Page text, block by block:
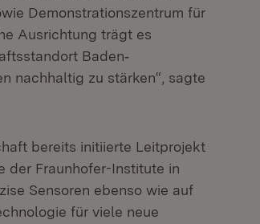
Demonstrationszentrum für
Ausrichtung trägt es
Baden‐
nachhaltig zu stärken“, sagte
bereits initiierte Leitprojekt
der Fraunhofer-Institute in
Sensoren ebenso wie auf
für viele neue